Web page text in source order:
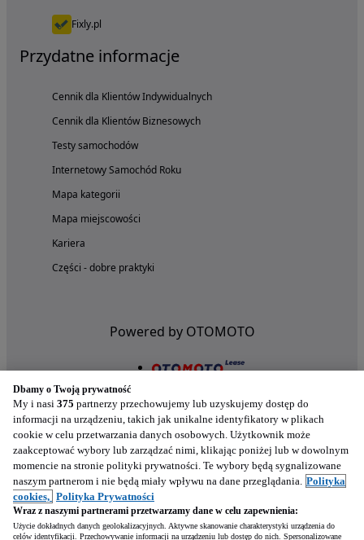
Fixly.pl
Przydatne informacje
Cennik dla Klientów Indywidualnych
Cennik dla Klientów Biznesowych
Testy samochodów
Internetowy Samochód Roku
Mapa kategorii
Mapa miejscowości
Kariera
Części - dobre praktyki
Powered by OTOMOTO
Nasze aplikacje w twoim telefonie
Dbamy o Twoją prywatność
My i nasi 375 partnerzy przechowujemy lub uzyskujemy dostęp do
informacji na urządzeniu, takich jak unikalne identyfikatory w plikach
cookie w celu przetwarzania danych osobowych. Użytkownik może
zaakceptować wybory lub zarządzać nimi, klikając poniżej lub w dowolnym
momencie na stronie polityki prywatności. Te wybory będą sygnalizowane
naszym partnerom i nie będą miały wpływu na dane przeglądania. Polityka
cookies, Polityka Prywatności
Wraz z naszymi partnerami przetwarzamy dane w celu zapewnienia:
Użycie dokładnych danych geolokalizacyjnych. Aktywne skanowanie charakterystyki urządzenia do
celów identyfikacji. Przechowywanie informacji na urządzeniu lub dostęp do nich. Spersonalizowane